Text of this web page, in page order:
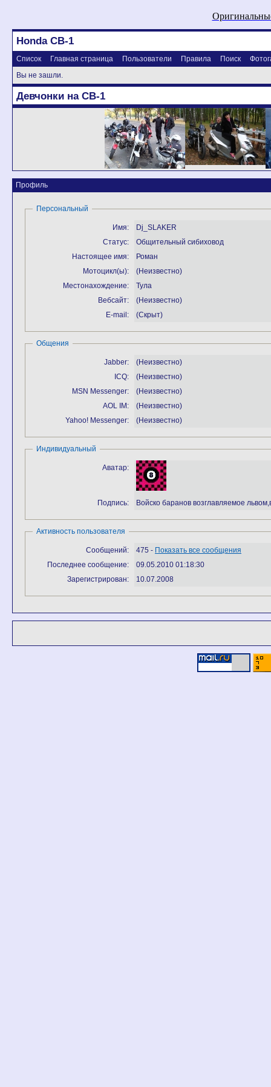
Honda CB-1
Список Главная страница Пользователи Правила Поиск
Вы не зашли.
Девчонки на CB-1
Профиль
Персональный
Имя:
Dj_SLAKER
Статус:
Общительный сибиховод
Настоящее имя:
Роман
Мотоцикл(ы):
(Неизвестно)
Местонахождение:
Тула
Вебсайт:
(Неизвестно)
E-mail:
(Скрыт)
Общения
Jabber:
(Неизвестно)
ICQ:
(Неизвестно)
MSN Messenger:
(Неизвестно)
AOL IM:
(Неизвестно)
Yahoo! Messenger:
(Неизвестно)
Индивидуальный
Аватар:
Подпись: Войско баранов возглавляемое
Активность пользователя
Сообщений: 475 - Показать все сообщения
Последнее сообщение:
09.05.2010 01:18:30
Зарегистрирован:
10.07.2008